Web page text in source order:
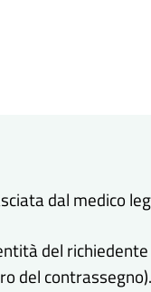
dal medico
del
del contrassegno).